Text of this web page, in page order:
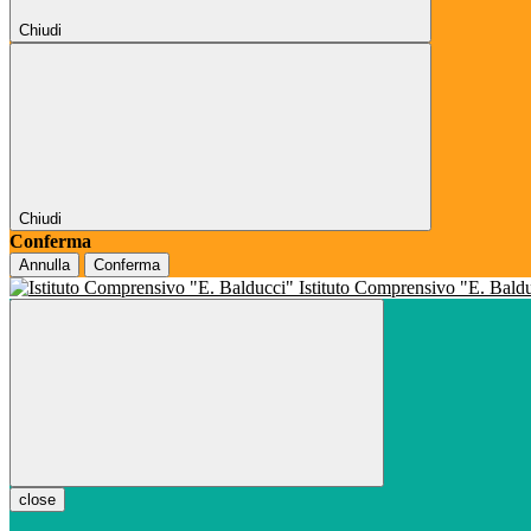
Chiudi
Chiudi
Conferma
Annulla Conferma
Istituto Comprensivo "E.
close